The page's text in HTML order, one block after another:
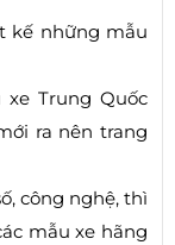
kế những mẫu
Trung Quốc
ra nên trang
công nghệ, thì
mẫu xe hãng